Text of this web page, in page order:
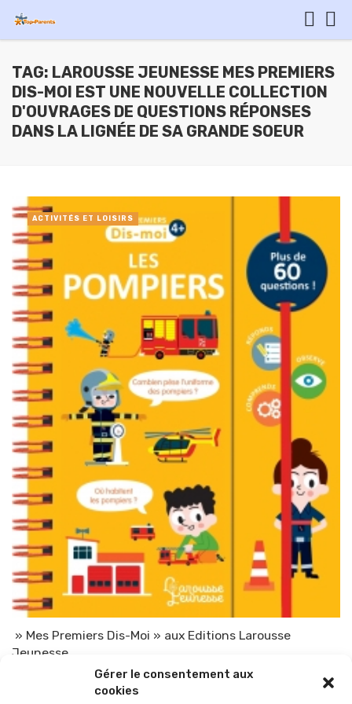
Gérer le consentement aux
cookies
TAG: LAROUSSE JEUNESSE MES PREMIERS
DIS-MOI EST UNE NOUVELLE COLLECTION
D'OUVRAGES DE QUESTIONS RÉPONSES
DANS LA LIGNÉE DE SA GRANDE SOEUR
» Mes Premiers Dis-Moi » aux Editions Larousse
Jeunesse
TOP-PARENTS 22 novembre 2021
ACTIVITÉS ET LOISIRS